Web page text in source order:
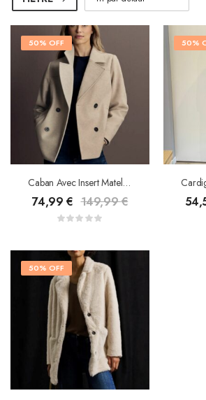
50% OFF
Caban Avec Insert Matelassé – Street One
74,99€ 149,99€
50%
50% OFF